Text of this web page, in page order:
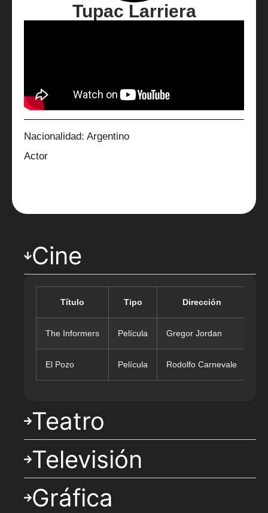
Tupac Larriera
Nacionalidad: Argentino
Actor
Cine
Título Tipo Dirección
The Informers Película Gregor Jordan
El Pozo Película Rodolfo Carnevale
Teatro
Televisión
Gráfica